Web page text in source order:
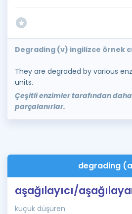
Degrading (v) ingilizce örnek
They are degraded by various
units.
Çeşitli enzimler tarafından
parçalanırlar.
degrading
aşağılayıcı/
küçük düşüren